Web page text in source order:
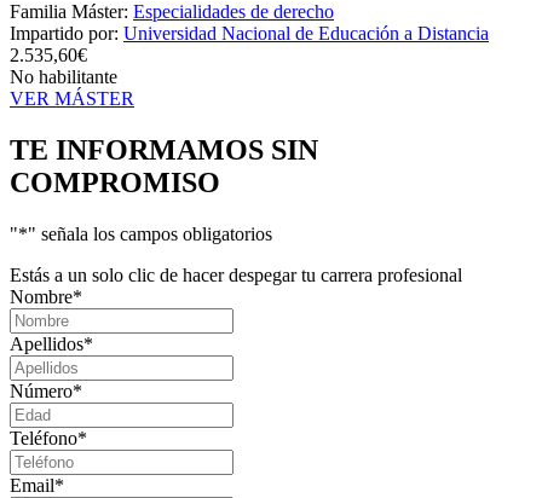
Familia Máster: Especialidades de derecho
Impartido por: Universidad Nacional de Educación a Distancia
2.535,60€
No habilitante
VER MÁSTER
TE INFORMAMOS SIN
COMPROMISO
"*" señala los campos obligatorios
Estás a un solo clic de hacer despegar tu carrera profesional
Nombre*
Apellidos*
Número*
Teléfono*
Email*